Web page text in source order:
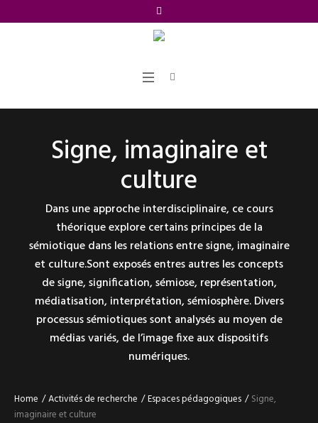
Signe, imaginaire et
culture
Dans une approche interdisciplinaire, ce cours
théorique explore certains principes de la
sémiotique dans les relations entre signe, imaginaire
et culture.Sont exposés entres autres les concepts
de signe, signification, sémiose, représentation,
médiatisation, interprétation, sémiosphère. Divers
processus sémiotiques sont analysés au moyen de
médias variés, de l’image fixe aux dispositifs
numériques.
Home /Activités de recherche /Espaces pédagogiques /Signe,
imaginaire et culture